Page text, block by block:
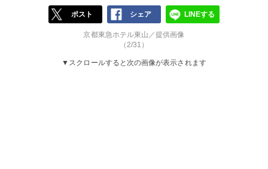
ポスト シェア LINEする
京都東急ホテル東山／提供画像
（2/31）
▼スクロールすると次の画像が表示されます